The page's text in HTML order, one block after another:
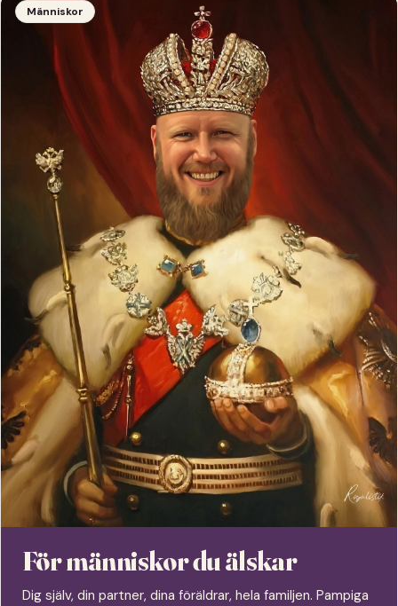
Människor
För människor du älskar
Dig själv, din partner, dina föräldrar, hela familjen. Pampiga